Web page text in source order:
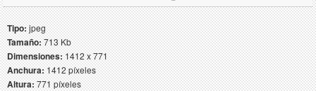
Tipo:jpeg
Tamaño:713 Kb
Dimensiones:1412 x 771
Anchura:1412 píxeles
Altura:771 píxeles